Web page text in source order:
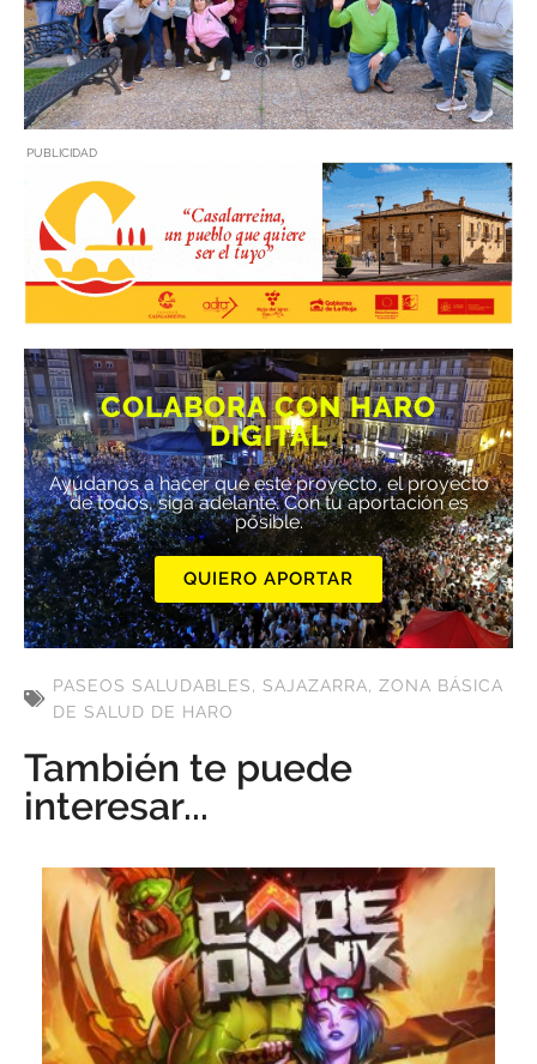
PUBLICIDAD
COLABORA CON HARO
DIGITAL
Ayúdanos a hacer que este proyecto, el proyecto
de todos, siga adelante. Con tu aportación es
posible.
QUIERO APORTAR
PASEOS SALUDABLES, SAJAZARRA, ZONA BÁSICA
DE SALUD DE HARO
También te puede
interesar...